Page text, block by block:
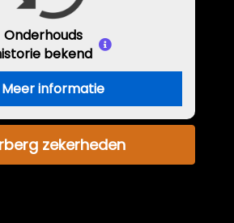
Onderhouds
bekend
Meer informatie
zekerheden